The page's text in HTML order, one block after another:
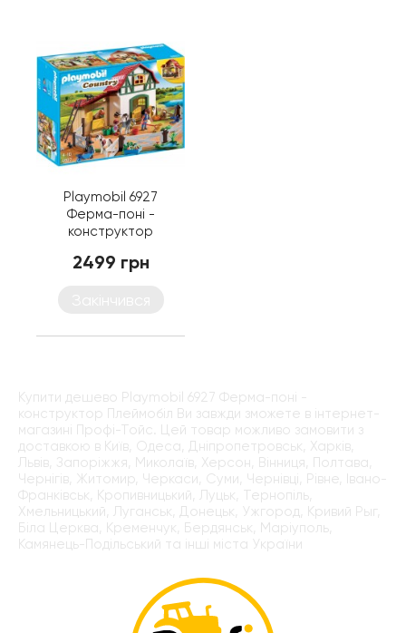
Playmobil 6927
Ферма-поні -
конструктор
2499 грн
Купити дешево Playmobil 6927 Ферма-поні -
конструктор Плеймобіл Ви завжди зможете в інтернет-
магазині Профі-Тойс. Цей товар можливо замовити з
доставкою в Київ, Одеса, Дніпропетровськ, Харків,
Львів, Запоріжжя, Миколаїв, Херсон, Вінниця, Полтава,
Чернігів, Житомир, Черкаси, Суми, Чернівці, Рівне, Івано-
Франківськ, Кропивницький, Луцьк, Тернопіль,
Хмельницький, Луганськ, Донецьк, Ужгород, Кривий Рыг,
Біла Церква, Кременчук, Бердянськ, Маріуполь,
Камянець-Подільський та інші міста України